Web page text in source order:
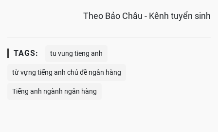
Theo Bảo Châu - Kênh tuyển sinh
TAGS: tu vung tieng anh
từ vựng tiếng anh chủ đề ngân hàng
Tiếng anh ngành ngân hàng